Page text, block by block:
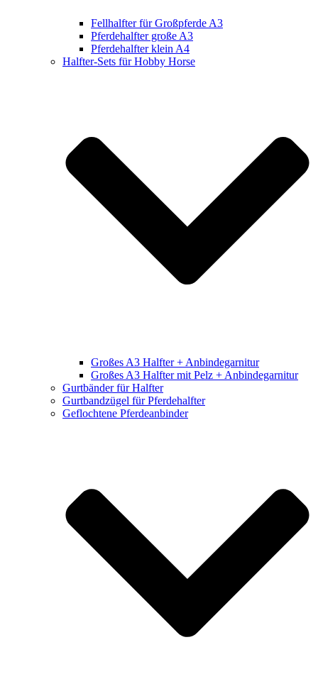
Fellhalfter für Großpferde A3
Pferdehalfter große A3
Pferdehalfter klein A4
Halfter-Sets für Hobby Horse
Großes A3 Halfter + Anbindegarnitur
Großes A3 Halfter mit Pelz + Anbindegarnitur
Gurtbänder für Halfter
Gurtbandzügel für Pferdehalfter
Geflochtene Pferdeanbinder